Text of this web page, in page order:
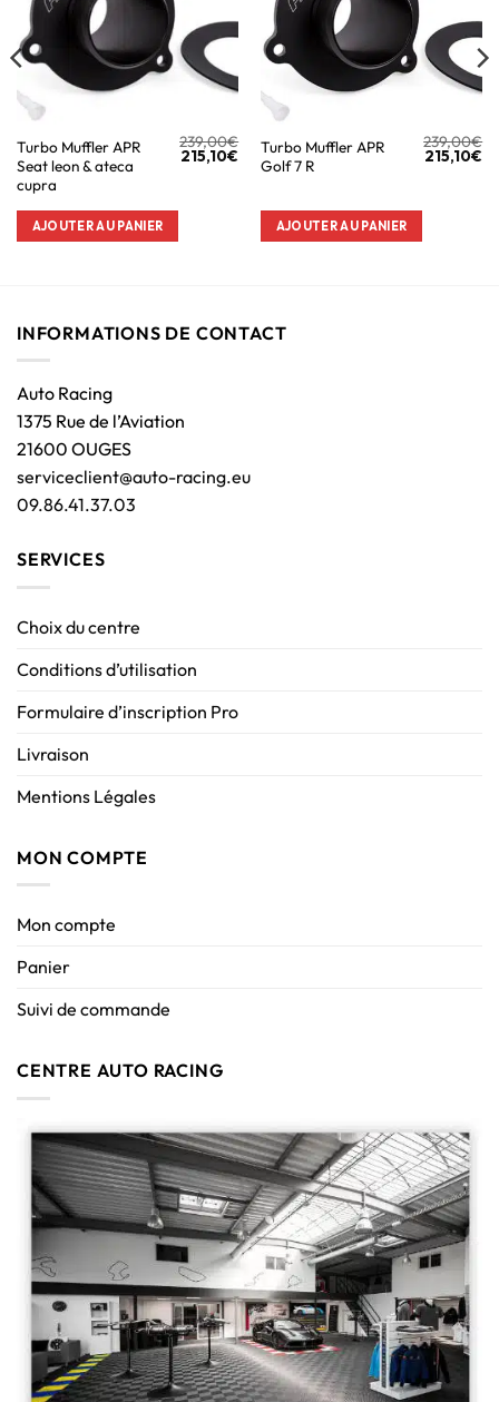
Turbo Muffler APR
Seat leon & ateca
cupra
239,00€
215,10€
AJOUTER AU PANIER
Turbo Muffler APR
Golf 7 R
239,00€
215,10€
AJOUTER AU PANIER
INFORMATIONS DE CONTACT
Auto Racing
1375 Rue de l’Aviation
21600 OUGES
serviceclient@auto-racing.eu
09.86.41.37.03
SERVICES
Choix du centre
Conditions d’utilisation
Formulaire d’inscription Pro
Livraison
Mentions Légales
MON COMPTE
Mon compte
Panier
Suivi de commande
CENTRE AUTO RACING